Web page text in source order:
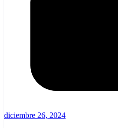
diciembre 26, 2024